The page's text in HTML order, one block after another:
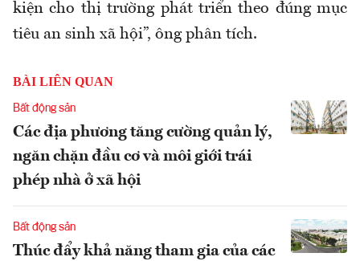
kiện cho thị trường phát triển theo đúng mục
tiêu an sinh xã hội”, ông phân tích.
BÀI LIÊN QUAN
Bất động sản
Các địa phương tăng cường quản lý,
ngăn chặn đầu cơ và môi giới trái
phép nhà ở xã hội
Bất động sản
Thúc đẩy khả năng tham gia của các